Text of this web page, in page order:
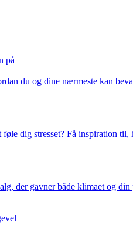
på
du og dine nærmeste kan
dig stresset? Få inspiration
der gavner både klimaet og